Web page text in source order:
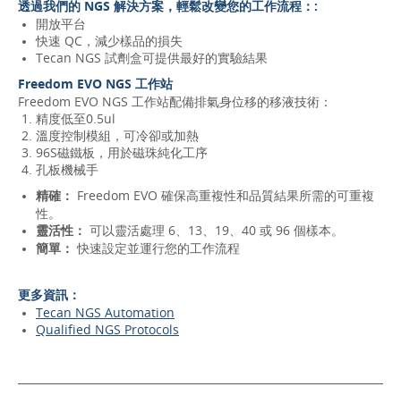
透過我們的 NGS 解決方案，輕鬆改變您的工作流程：:
開放平台
快速 QC，減少樣品的損失
Tecan NGS 試劑盒可提供最好的實驗結果
Freedom EVO NGS 工作站
Freedom EVO NGS 工作站配備排氣身位移的移液技術：
精度低至0.5ul
溫度控制模組，可冷卻或加熱
96S磁鐵板，用於磁珠純化工序
孔板機械手
精確： Freedom EVO 確保高重複性和品質結果所需的可重複
性。
靈活性： 可以靈活處理 6、13、19、40 或 96 個樣本。
簡單： 快速設定並運行您的工作流程
更多資訊：
Tecan NGS Automation
Qualified NGS Protocols